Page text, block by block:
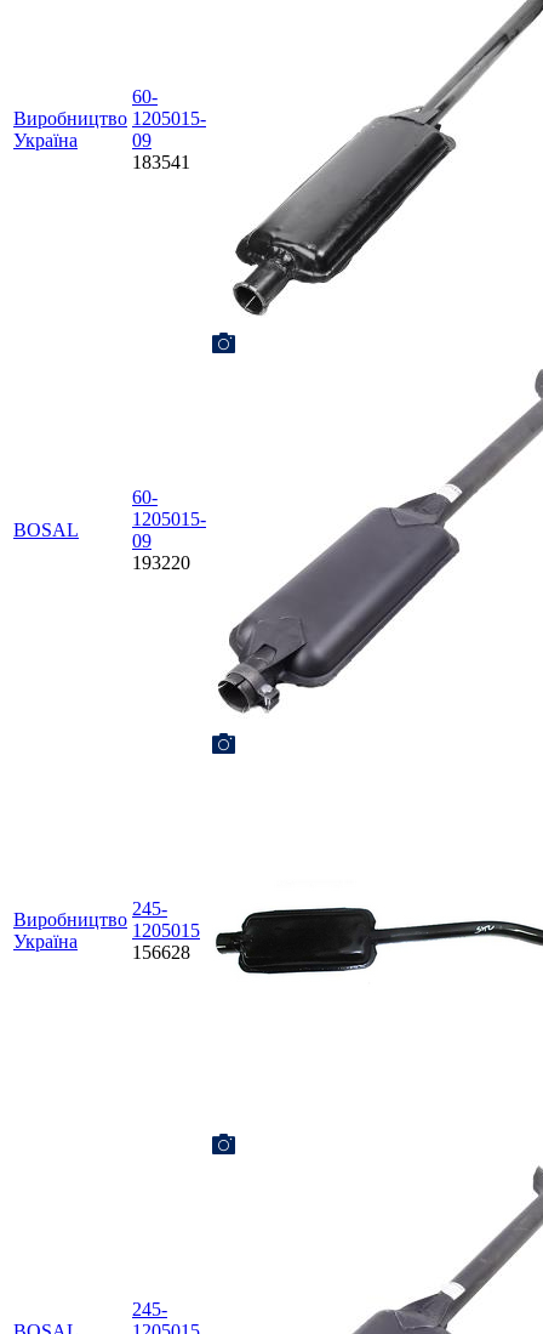
Виробництво
Україна
60-
1205015-
09
183541
BOSAL
60-
1205015-
09
193220
Виробництво
Україна
245-
1205015
156628
245-